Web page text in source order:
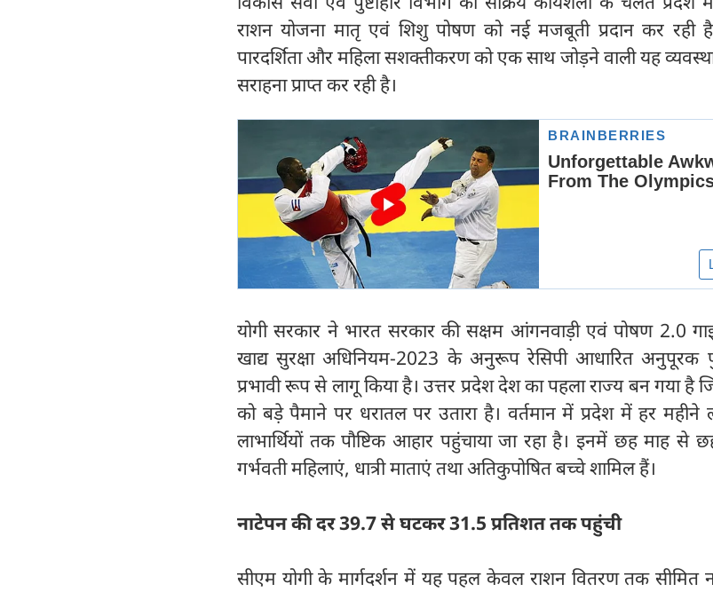
राशन योजना मातृ एवं शिशु पोषण को नई मजबूती प्रदान कर रही
पारदर्शिता और महिला सशक्तीकरण को एक साथ जोड़ने वाली यह व्यवस्था
सराहना प्राप्त कर रही है।
योगी सरकार ने भारत सरकार की सक्षम आंगनवाड़ी एवं पोषण 2.0
खाद्य सुरक्षा अधिनियम-2023 के अनुरूप रेसिपी आधारित अनुपूरक
प्रभावी रूप से लागू किया है। उत्तर प्रदेश देश का पहला राज्य बन गया है
को बड़े पैमाने पर धरातल पर उतारा है। वर्तमान में प्रदेश में हर
लाभार्थियों तक पौष्टिक आहार पहुंचाया जा रहा है। इनमें छह माह से
गर्भवती महिलाएं, धात्री माताएं तथा अतिकुपोषित बच्चे शामिल हैं।
नाटेपन की दर 39.7 से घटकर 31.5 प्रतिशत तक पहुंची
सीएम योगी के मार्गदर्शन में यह पहल केवल राशन वितरण तक सीमित